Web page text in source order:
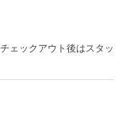
ェックアウト後はスタッ